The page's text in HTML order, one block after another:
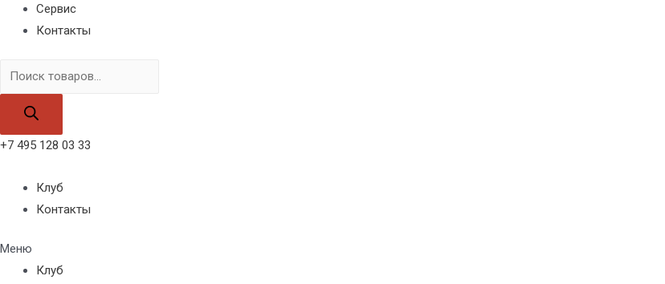
Сервис
Контакты
Поиск
товаров
+7 495 128 03 33
Клуб
Контакты
Меню
Клуб